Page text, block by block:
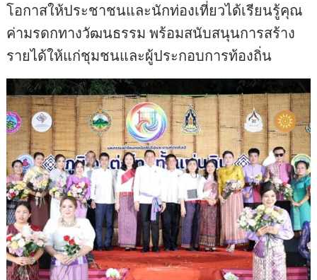
โอกาสให้ประชาชนและนักท่องเที่ยวได้เรียนรู้คุณ
ค่ามรดกทางวัฒนธรรม พร้อมสนับสนุนการสร้าง
รายได้ให้แก่ชุมชนและผู้ประกอบการท้องถิ่น